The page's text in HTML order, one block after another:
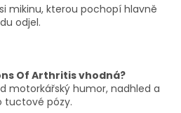
mikinu, kterou pochopí hlavně
odjel.
Of Arthritis vhodná?
motorkářský humor, nadhled a
tuctové pózy.